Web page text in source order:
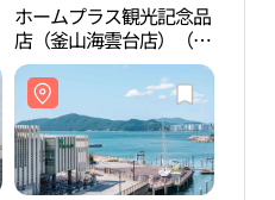
ホームプラス観光記念品
店（釜山海雲台店）（홈
플러스 관광기념품점
（부산 해운대점））